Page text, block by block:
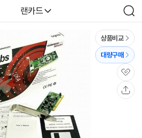
다나와
랜카드
검
색
상품비교
대량구매
관
심